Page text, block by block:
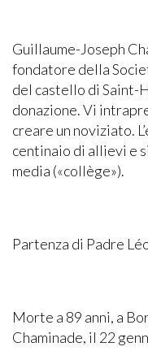
Guillaume-Joseph
fondatore della
del castello di Saint-
donazione. Vi
creare un noviziato.
centinaio di allievi e
media («collège»).
Partenza di Padre
Morte a 89 anni, a
Chaminade, il 22